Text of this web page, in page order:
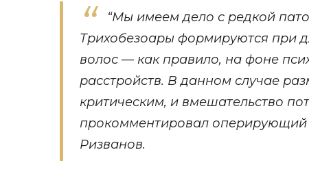
“Мы имеем дело с редкой
Трихобезоары формируются при
волос — как правило, на фоне
расстройств. В данном случае
критическим, и вмешательство
прокомментировал
Ризванов.